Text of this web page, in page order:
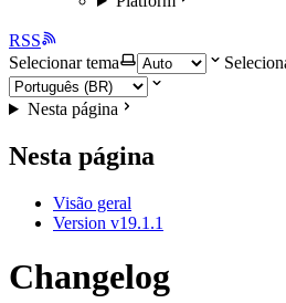
RSS
Selecionar tema
Nesta página
Nesta página
Visão geral
Version v19.1.1
Changelog